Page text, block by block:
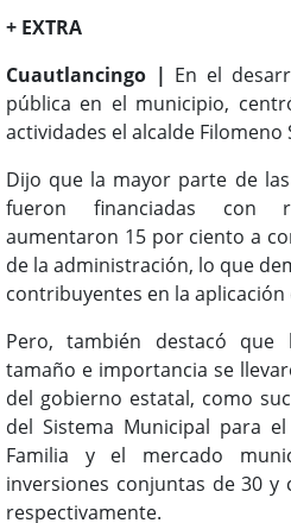
+ EXTRA
Cuautlancingo | En el
pública en el municipio,
actividades el alcalde
Dijo que la mayor parte de
fueron financiadas con
aumentaron 15 por ciento a
de la administración, lo que
contribuyentes en la
Pero, también destacó
tamaño e importancia se
del gobierno estatal, como
del Sistema Municipal para
Familia y el mercado
inversiones conjuntas de 30 y
respectivamente.